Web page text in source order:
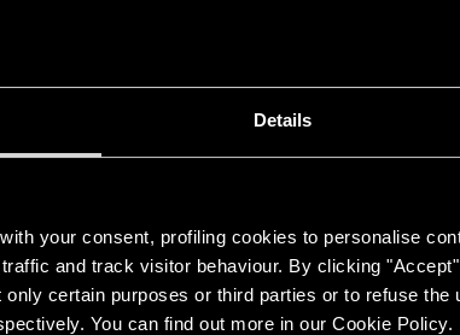
Details
your consent, profiling cookies to personalise
and track visitor behaviour. By clicking
only certain purposes or third parties or to refuse
You can find out more in our Cookie Policy.